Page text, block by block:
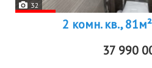
32
2 комн. кв.,
37 990